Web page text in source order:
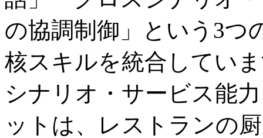
の協調制御」という3つ
核スキルを統合してい
シナリオ・サービス能
ットは、レストランの